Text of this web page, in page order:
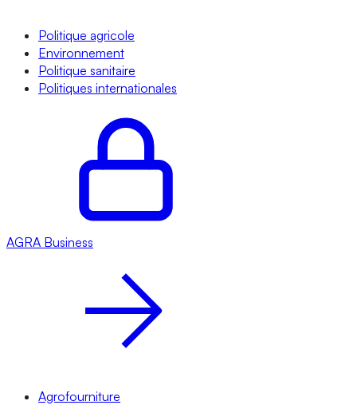
Politique agricole
Environnement
Politique sanitaire
Politiques internationales
AGRA Business
Agrofourniture